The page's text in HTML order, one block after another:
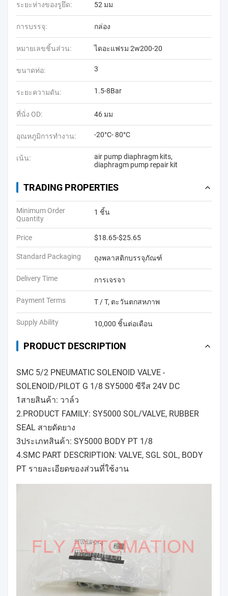
ระยะห่างของรูยึด: 52 มม
การบรรจุ: กล่อง
หมายเลขชิ้นส่วน: ไดอะแฟรม 2w200-20
ขนาดท่อ: 3
ระยะความดัน: 1.5-8Bar
ที่นั่ง OD: 46 มม
อุณหภูมิการทํางาน: -20°C- 80°C
เน้น: air pump diaphragm kits,
diaphragm pump repair kit
TRADING PROPERTIES
Minimum Order
Quantity
1 ชิ้น
Price $18.65-$25.65
Standard Packaging ถุงพลาสติกบรรจุภัณฑ์
Delivery Time การเจรจา
Payment Terms T / T, ตะวันตกสหภาพ
Supply Ability 10,000 ชิ้นต่อเดือน
PRODUCT DESCRIPTION
SMC 5/2 PNEUMATIC SOLENOID VALVE -
SOLENOID/PILOT G 1/8 SY5000 ซีรีส 24V DC
1สายสินค้า: วาล์ว
2.PRODUCT FAMILY: SY5000 SOL/VALVE, RUBBER
SEAL สายดัดยาง
3ประเภทสินค้า: SY5000 BODY PT 1/8
4.SMC PART DESCRIPTION: VALVE, SGL SOL, BODY
PT รายละเอียดของส่วนที่ใช้งาน